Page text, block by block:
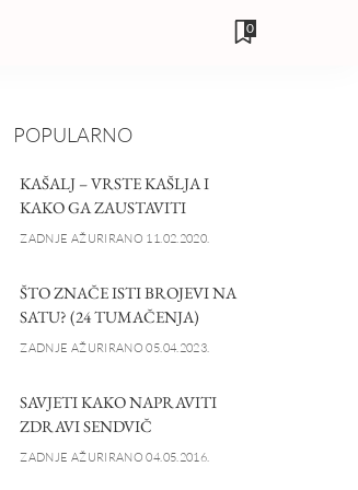
0
POPULARNO
KAŠALJ – VRSTE KAŠLJA I
KAKO GA ZAUSTAVITI
ZADNJE AŽURIRANO 11.02.2020.
ŠTO ZNAČE ISTI BROJEVI NA
SATU? (24 TUMAČENJA)
ZADNJE AŽURIRANO 05.04.2023.
SAVJETI KAKO NAPRAVITI
ZDRAVI SENDVIČ
ZADNJE AŽURIRANO 04.05.2016.